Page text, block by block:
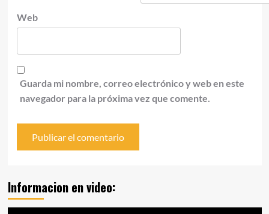
Web
Guarda mi nombre, correo electrónico y web en este
navegador para la próxima vez que comente.
Informacion en video: